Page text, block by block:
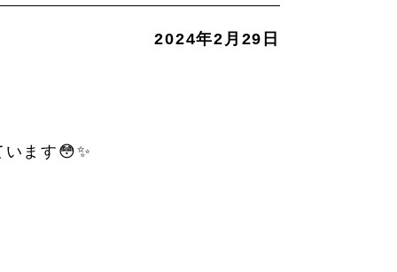
2024年2月29日
ます😳✨